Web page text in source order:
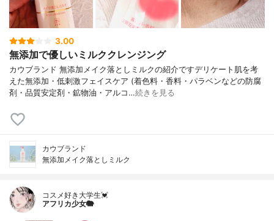
3.00
無添加で優しいミルククレンジング
カウブランド 無添加メイク落としミルクの紹介ですデリケート肌を考
えた無添加・低刺激フェイスケア (着色料・香料・パラベンなどの防腐
剤・品質安定剤・鉱物油・アルコ…続きを見る
カウブランド
無添加メイク落としミルク
コスメ好き大学生💓
アフリカ少女🐘